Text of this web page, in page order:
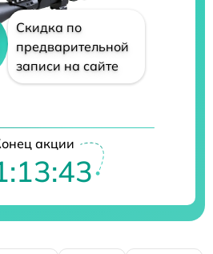
Скидка по
предварительной
записи на сайте
акции